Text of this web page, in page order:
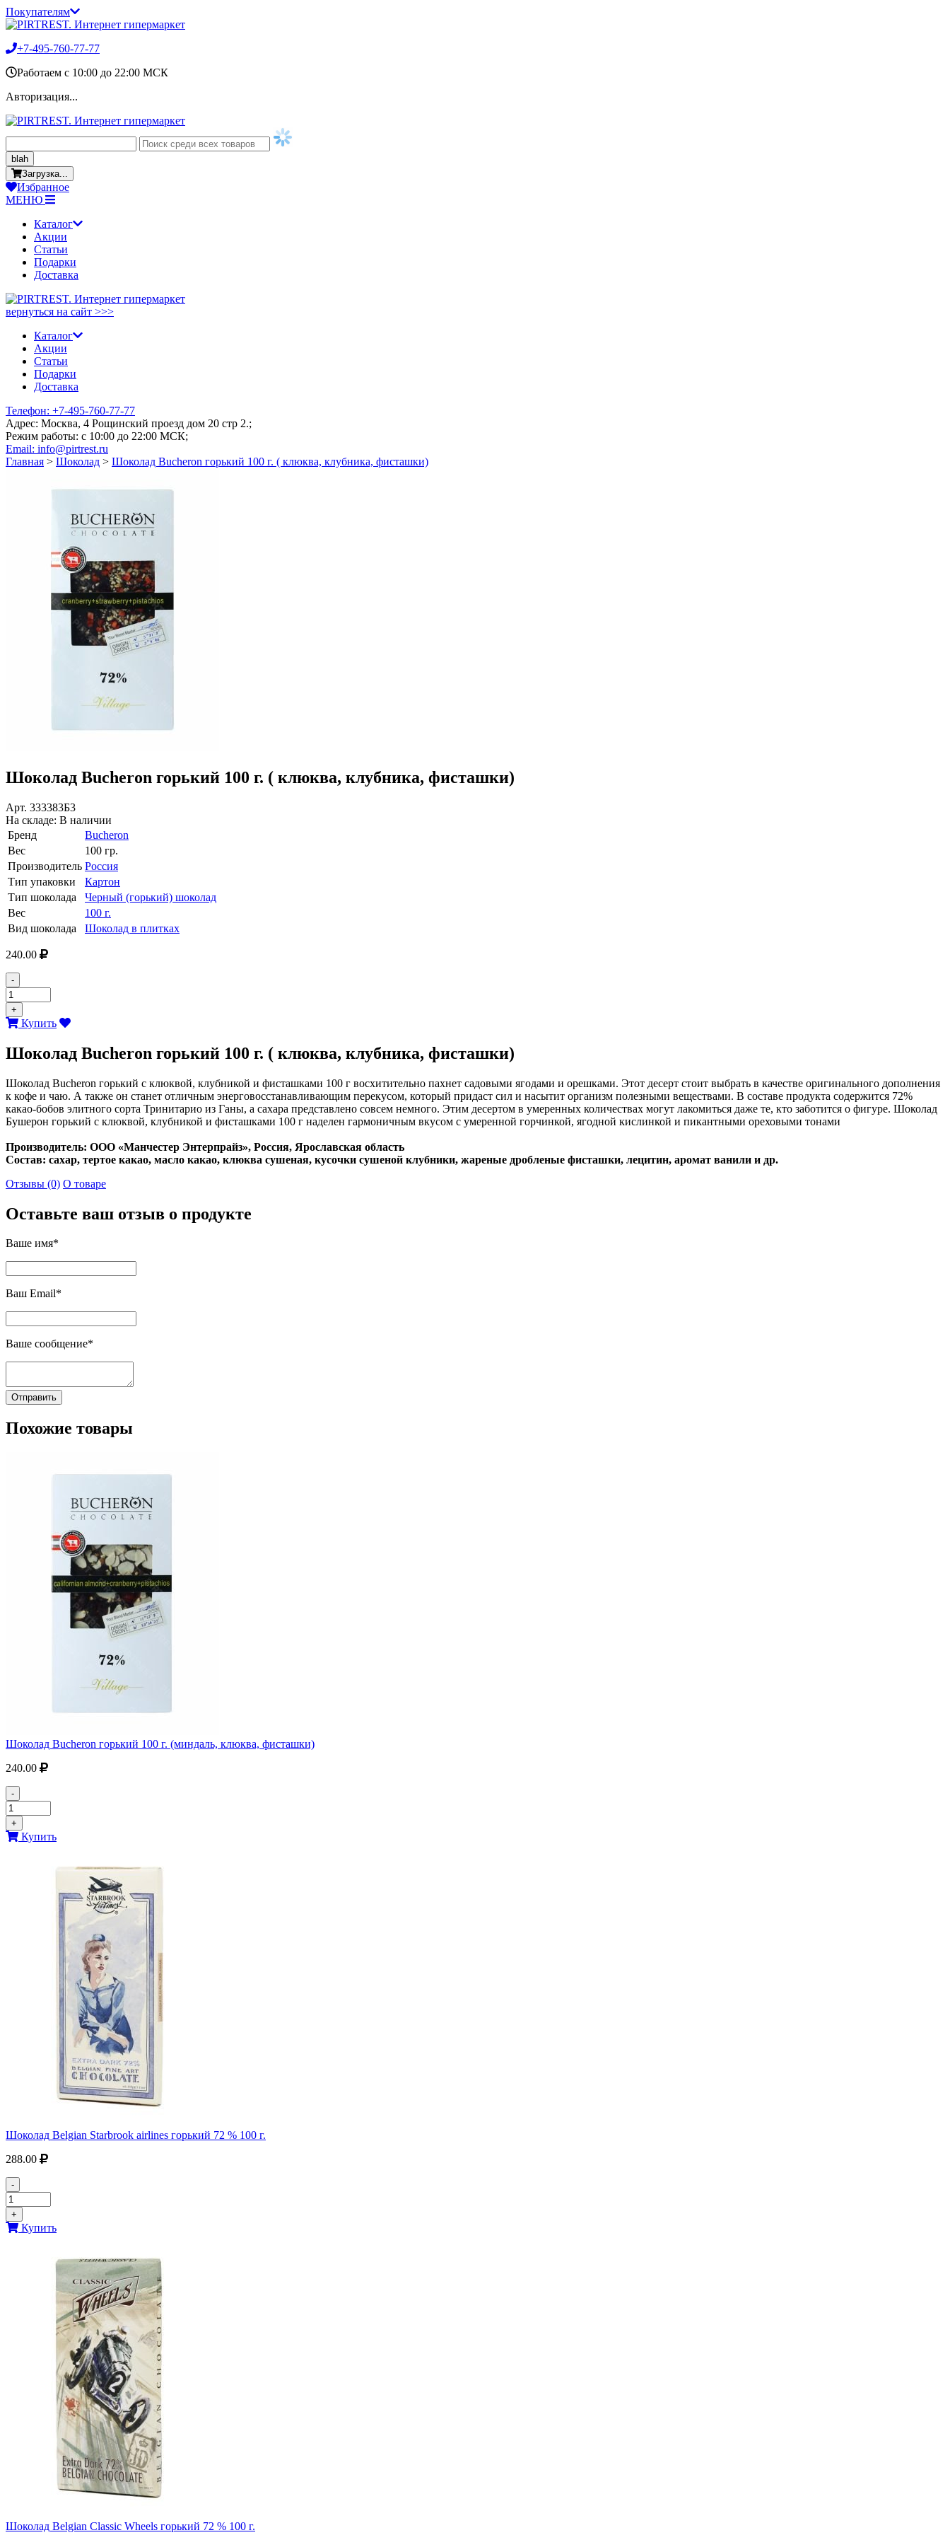
Покупателям
+7-495-760-77-77
Работаем c 10:00 до 22:00 МСК
Авторизация...
blah
Загрузка...
Избранное
МЕНЮ
Каталог
Акции
Статьи
Подарки
Доставка
вернуться на сайт >>>
Каталог
Акции
Статьи
Подарки
Доставка
Телефон: +7-495-760-77-77
Адрес: Москва, 4 Рощинский проезд дом 20 стр 2.;
Режим работы: c 10:00 до 22:00 МСК;
Email: info@pirtrest.ru
Главная > Шоколад > Шоколад Bucheron горький 100 г. ( клюква, клубника, фисташки)
Шоколад Bucheron горький 100 г. ( клюква, клубника, фисташки)
Арт. 333383Б3
На складе: В наличии
Бренд
Buсheron
Вес
100 гр.
Производитель Россия
Тип упаковки
Картон
Тип шоколада
Черный (горький) шоколад
Вес
100 г.
Вид шоколада
Шоколад в плитках
240.00
-
+
Купить
Шоколад Bucheron горький 100 г. ( клюква, клубника, фисташки)
Шоколад Bucheron горький с клюквой, клубникой и фисташками 100 г восхитительно пахнет садовыми ягодами и орешками. Этот десерт стоит выбрать в качестве оригинального дополнения
к кофе и чаю. А также он станет отличным энерговосстанавливающим перекусом, который придаст сил и насытит организм полезными веществами. В составе продукта содержится 72%
какао-бобов элитного сорта Тринитарио из Ганы, а сахара представлено совсем немного. Этим десертом в умеренных количествах могут лакомиться даже те, кто заботится о фигуре. Шоколад
Бушерон горький с клюквой, клубникой и фисташками 100 г наделен гармоничным вкусом с умеренной горчинкой, ягодной кислинкой и пикантными ореховыми тонами
Производитель: ООО «Манчестер Энтерпрайз», Россия, Ярославская область
Состав: сахар, тертое какао, масло какао, клюква сушеная, кусочки сушеной клубники, жареные дробленые фисташки, лецитин, аромат ванили и др.
Отзывы (0) О товаре
Оставьте ваш отзыв о продукте
Ваше имя*
Ваш Email*
Ваше сообщение*
Отправить
Похожие товары
Шоколад Bucheron горький 100 г. (миндаль, клюква, фисташки)
240.00
-
+
Купить
Шоколад Belgian Starbrook airlines горький 72 % 100 г.
288.00
-
+
Купить
Шоколад Belgian Classic Wheels горький 72 % 100 г.